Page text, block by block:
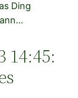
Ding
14:45: